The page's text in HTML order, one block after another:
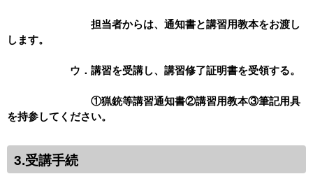
担当者からは、通知書と講習用教本をお渡し
します。
ウ．講習を受講し、講習修了証明書を受領する。
①猟銃等講習通知書②講習用教本③筆記用具
を持参してください。
3.受講手続